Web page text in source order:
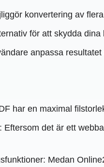
konvertering av
för att skydda
anpassa
har en maximal
Eftersom det är ett
Medan